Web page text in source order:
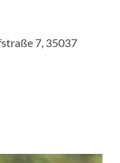
7, 35037